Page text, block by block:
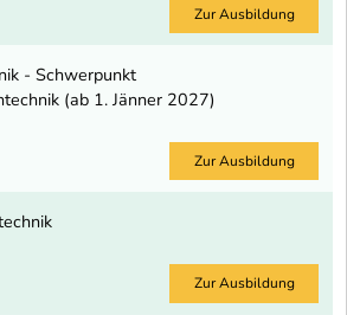
Zur Ausbildung
- Schwerpunkt
(ab 1. Jänner 2027)
Zur Ausbildung
Zur Ausbildung